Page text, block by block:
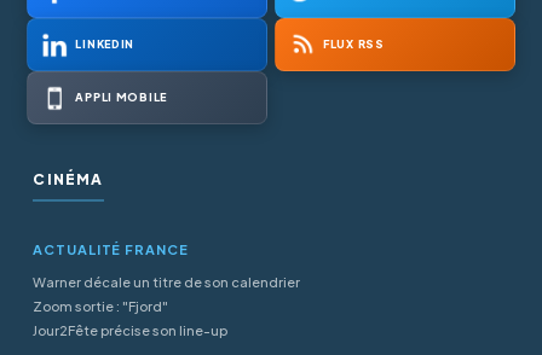
LINKEDIN FLUX RSS
APPLI MOBILE
CINÉMA
ACTUALITÉ FRANCE
Warner décale un titre de son calendrier
Zoom sortie : "Fjord"
Jour2Fête précise son line-up